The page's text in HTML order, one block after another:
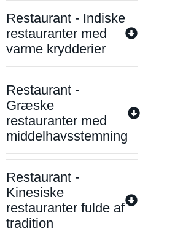
Restaurant - Indiske
restauranter med
varme krydderier
Restaurant -
Græske
restauranter med
middelhavsstemning
Restaurant -
Kinesiske
restauranter fulde af
tradition